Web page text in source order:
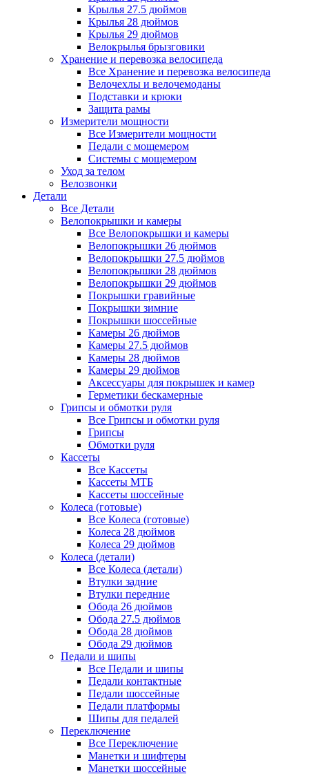
Крылья 27.5 дюймов
Крылья 28 дюймов
Крылья 29 дюймов
Велокрылья брызговики
Хранение и перевозка велосипеда
Все Хранение и перевозка велосипеда
Велочехлы и велочемоданы
Подставки и крюки
Защита рамы
Измерители мощности
Все Измерители мощности
Педали с мощемером
Системы с мощемером
Уход за телом
Велозвонки
Детали
Все Детали
Велопокрышки и камеры
Все Велопокрышки и камеры
Велопокрышки 26 дюймов
Велопокрышки 27.5 дюймов
Велопокрышки 28 дюймов
Велопокрышки 29 дюймов
Покрышки гравийные
Покрышки зимние
Покрышки шоссейные
Камеры 26 дюймов
Камеры 27.5 дюймов
Камеры 28 дюймов
Камеры 29 дюймов
Аксессуары для покрышек и камер
Герметики бескамерные
Грипсы и обмотки руля
Все Грипсы и обмотки руля
Грипсы
Обмотки руля
Кассеты
Все Кассеты
Кассеты МТБ
Кассеты шоссейные
Колеса (готовые)
Все Колеса (готовые)
Колеса 28 дюймов
Колеса 29 дюймов
Колеса (детали)
Все Колеса (детали)
Втулки задние
Втулки передние
Обода 26 дюймов
Обода 27.5 дюймов
Обода 28 дюймов
Обода 29 дюймов
Педали и шипы
Все Педали и шипы
Педали контактные
Педали шоссейные
Педали платформы
Шипы для педалей
Переключение
Все Переключение
Манетки и шифтеры
Манетки шоссейные